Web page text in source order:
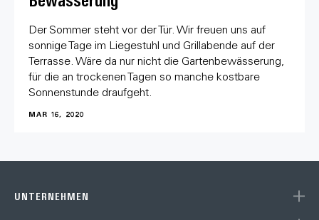
Der Sommer steht vor der Tür. Wir freuen uns auf
sonnige Tage im Liegestuhl und Grillabende auf der
Terrasse. Wäre da nur nicht die Gartenbewässerung,
für die an trockenen Tagen so manche kostbare
Sonnenstunde draufgeht.
MAR 16, 2020
UNTERNEHMEN